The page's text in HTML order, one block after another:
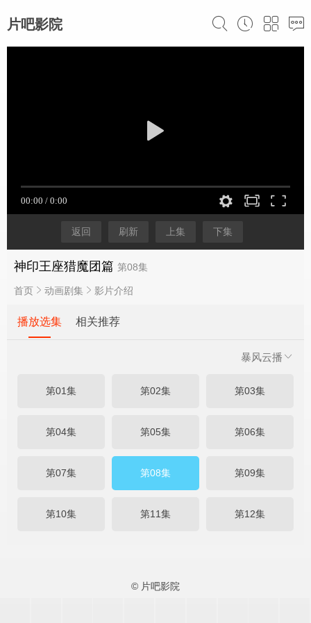
片吧影院
返回 刷新 上集 下集
神印王座猎魔团篇 第08集
首页 动画剧集 影片介绍
播放选集 相关推荐
暴风云播
第01集 第02集 第03集
第04集 第05集 第06集
第07集 第08集 第09集
第10集 第11集 第12集
© 片吧影院